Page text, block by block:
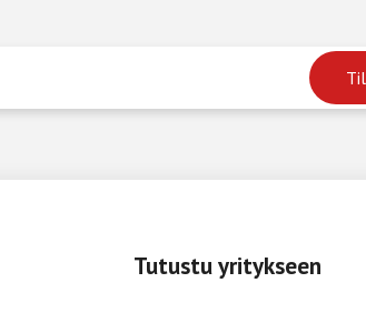
Tutustu yritykseen